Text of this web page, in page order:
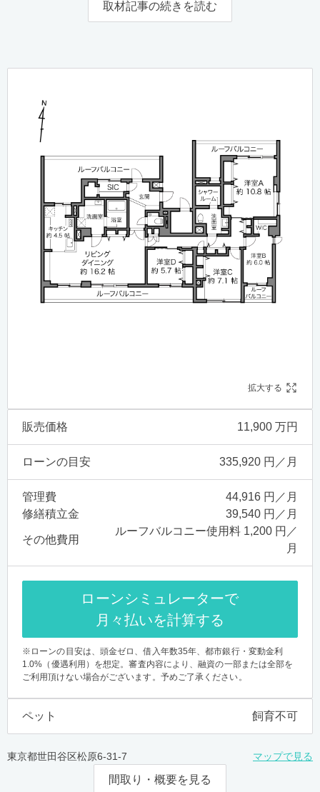
取材記事の続きを読む
拡大する
販売価格 11,900 万円
ローンの目安 335,920 円／月
管理費
44,916 円／月
修繕積立金
39,540 円／月
その他費用
ルーフバルコニー使用料 1,200 円／
月
ローンシミュレーターで
月々払いを計算する
※ローンの目安は、頭金ゼロ、借入年数35年、都市銀行・変動金利
1.0%（優遇利用）を想定。審査内容により、融資の一部または全部を
ご利用頂けない場合がございます。予めご了承ください。
ペット 飼育不可
東京都世田谷区松原6-31-7 マップで見る
間取り・概要を見る